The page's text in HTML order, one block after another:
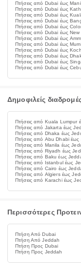
Πτήσεις από Dubai έως
Πτήσεις από Dubai έως
Πτήσεις από Dubai έως
Πτήσεις από Dubai έως
Πτήσεις από Dubai έως
Πτήσεις από Dubai έως New
Πτήσεις από Dubai έως
Πτήσεις από Dubai έως
Πτήσεις από Dubai έως
Πτήσεις από Dubai έως
Πτήσεις από Dubai έως
Πτήσεις από Dubai έως
Δημοφιλείς
Πτήσεις από Kuala Lumpur
Πτήσεις από Jakarta έως
Πτήσεις από Dhaka έως
Πτήσεις από Abu Dhabi έως
Πτήσεις από Manila έως
Πτήσεις από Riyadh έως
Πτήσεις από Baku έως
Πτήσεις από Istanbul έως
Πτήσεις από Cairo έως
Πτήσεις από Algiers έως
Πτήσεις από Karachi έως
Περισσότερες
Πτήση Από Dubai
Πτήση Από Jeddah
Πτήση Προς Dubai
Πτήση Προς Jeddah